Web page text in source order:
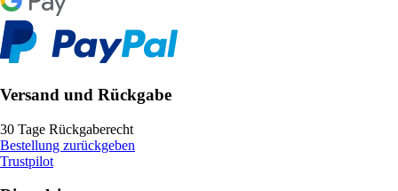
Versand und Rückgabe
30 Tage Rückgaberecht
Bestellung zurückgeben
Trustpilot